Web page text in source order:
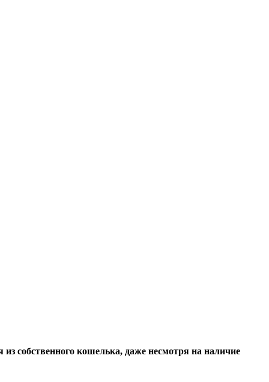
собственного кошелька, даже несмотря на наличие